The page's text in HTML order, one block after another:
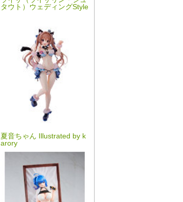
タウト）ウェディングStyle
夏音ちゃん Illustrated by k
arory